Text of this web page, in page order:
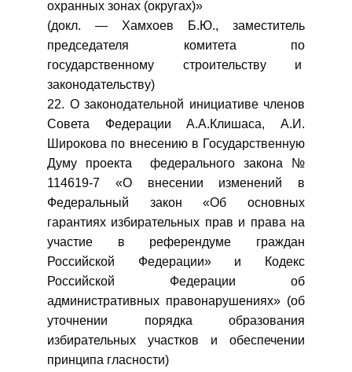
охранных зонах (округах)»
(докл. — Хамхоев Б.Ю., заместитель
председателя комитета по
государственному строительству и
законодательству)
22. О законодательной инициативе членов
Совета Федерации А.А.Клишаса, А.И.
Широкова по внесению в Государственную
Думу проекта федерального закона №
114619-7 «О внесении изменений в
Федеральный закон «Об основных
гарантиях избирательных прав и права на
участие в референдуме граждан
Российской Федерации» и Кодекс
Российской Федерации об
административных правонарушениях» (об
уточнении порядка образования
избирательных участков и обеспечении
принципа гласности)